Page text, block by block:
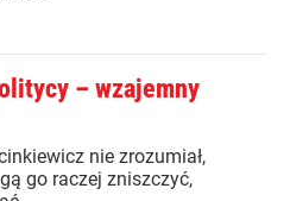
– wzajemny
nie zrozumiał,
go raczej zniszczyć,